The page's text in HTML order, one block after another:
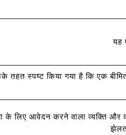
यह
तहत स्पष्ट किया गया है कि एक
के लिए आवेदन करने वाला व्यक्ति और